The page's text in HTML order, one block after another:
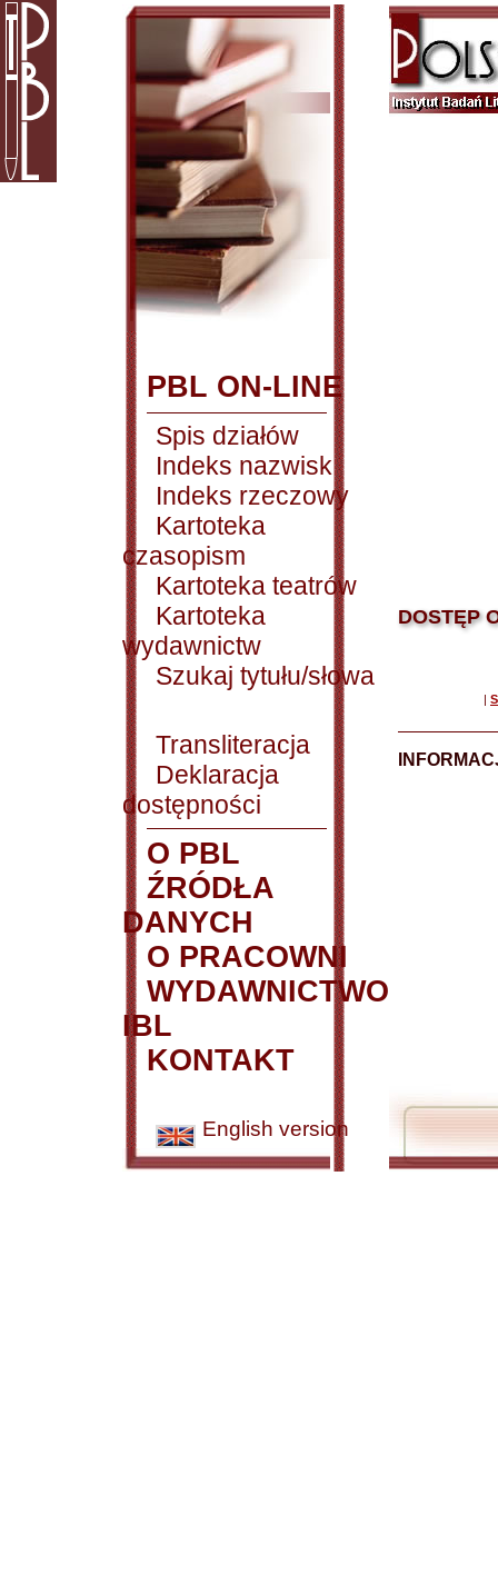
PBL ON-LINE
Spis działów
Indeks nazwisk
Indeks rzeczowy
Kartoteka
czasopism
Kartoteka teatrów
Kartoteka
wydawnictw
Szukaj tytułu/słowa
Transliteracja
Deklaracja
dostępności
O PBL
ŹRÓDŁA
DANYCH
O PRACOWNI
WYDAWNICTWO
IBL
KONTAKT
English version
DOSTĘP
|